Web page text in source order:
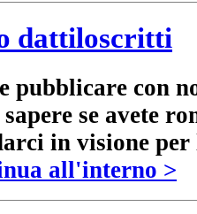
dattiloscritti
pubblicare con
sapere se avete
in visione
all'interno >